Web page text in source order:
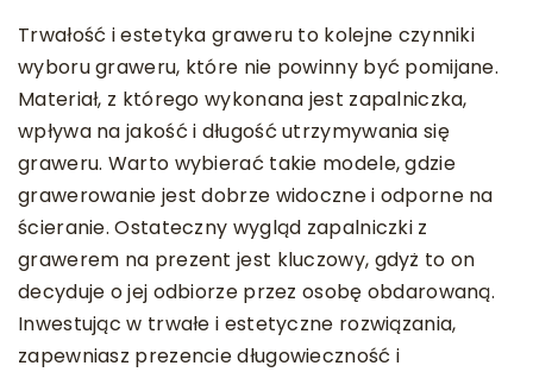
Trwałość i estetyka graweru to kolejne czynniki
wyboru graweru, które nie powinny być pomijane.
Materiał, z którego wykonana jest zapalniczka,
wpływa na jakość i długość utrzymywania się
graweru. Warto wybierać takie modele, gdzie
grawerowanie jest dobrze widoczne i odporne na
ścieranie. Ostateczny wygląd zapalniczki z
grawerem na prezent jest kluczowy, gdyż to on
decyduje o jej odbiorze przez osobę obdarowaną.
Inwestując w trwałe i estetyczne rozwiązania,
zapewniasz prezencie długowieczność i